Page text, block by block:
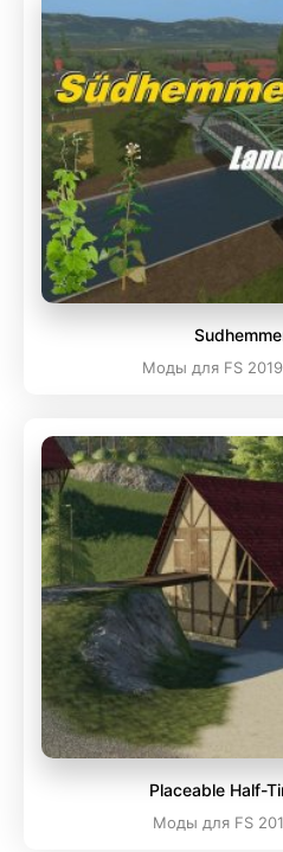
Моды для FS
Placeable Half-
Моды для FS